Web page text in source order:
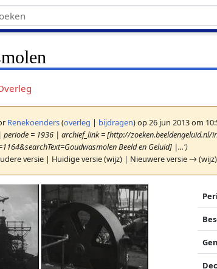
Renekoenders(overleg | bijdragen)op 26 jun 2013 om
periode = 1936 | archief_link = [http://zoeken.beeldengeluid.nl/
Beeld en Geluid] |...')
versie | Huidige versie (wijz) | Nieuwere versie → (wijz)